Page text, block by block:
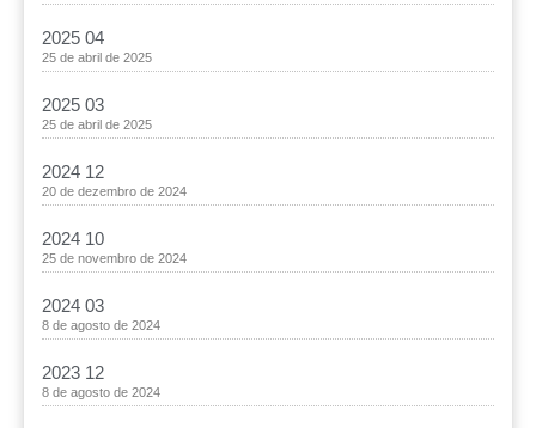
2025 04
25 de abril de 2025
2025 03
25 de abril de 2025
2024 12
20 de dezembro de 2024
2024 10
25 de novembro de 2024
2024 03
8 de agosto de 2024
2023 12
8 de agosto de 2024